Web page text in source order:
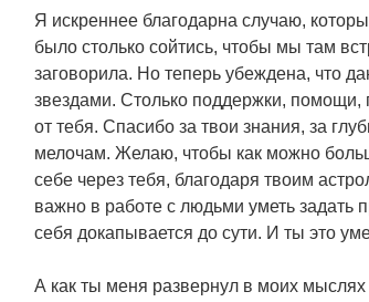
Я искреннее благодарна случаю,
было столько сойтись, чтобы мы там
заговорила. Но теперь убеждена, что
звездами. Столько поддержки,
от тебя. Спасибо за твои знания, за
мелочам. Желаю, чтобы как можно
себе через тебя, благодаря твоим
важно в работе с людьми уметь задать
себя докапывается до сути. И ты это
А как ты меня развернул в моих мыслях